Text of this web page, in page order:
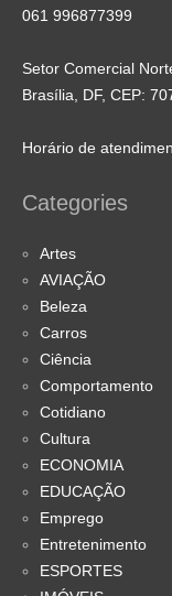
061 996877399
Setor Comercial
Brasília, DF, CEP:
Horário de
Categories
Artes
AVIAÇÃO
Beleza
Carros
Ciência
Comportamento
Cotidiano
Cultura
ECONOMIA
EDUCAÇÃO
Emprego
Entretenimento
ESPORTES